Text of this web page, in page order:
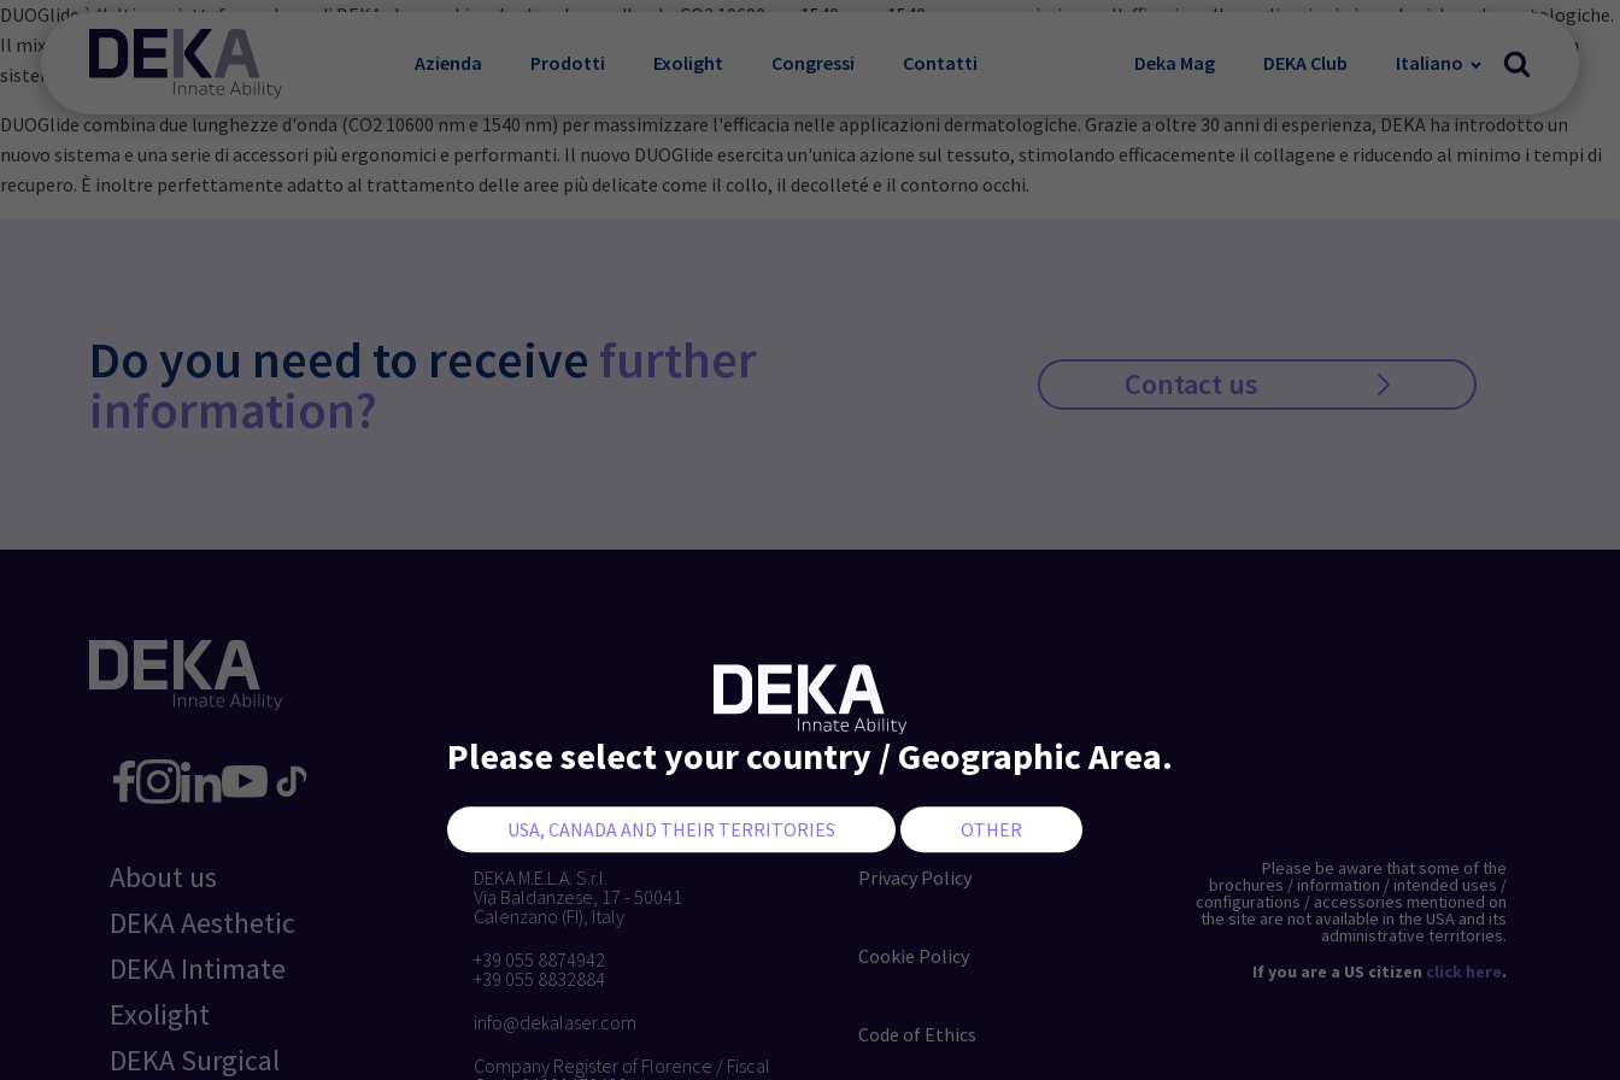
Azienda Prodotti Exolight Congressi Contatti Deka Mag DEKA Club Italiano
DUOGlide è l'ultima piattaforma laser di DEKA che combina due lunghezze d'onda: CO2 10600 nm 1540 nm e 1540 nm per massimizzare l'efficacia nelle applicazioni ginecologiche e dermatologiche.
Il mix ideale di lunghezze d'onda, l'esclusiva tecnologia PSD e la disponibilità di nuovi scanner ergonomici che si adattano al meglio alle caratteristiche delle aree trattate rendono DUOGlide un
sistema estremamente avanzato, sia in ginecologia che in dermatologia.
DUOGlide combina due lunghezze d'onda (CO2 10600 nm e 1540 nm) per massimizzare l'efficacia nelle applicazioni dermatologiche. Grazie a oltre 30 anni di esperienza, DEKA ha introdotto un
nuovo sistema e una serie di accessori più ergonomici e performanti. Il nuovo DUOGlide esercita un'unica azione sul tessuto, stimolando efficacemente il collagene e riducendo al minimo i tempi di
recupero. È inoltre perfettamente adatto al trattamento delle aree più delicate come il collo, il decolleté e il contorno occhi.
Do you need to receive further
information?
Contact us
About us
DEKA Aesthetic
DEKA Intimate
Exolight
DEKA Surgical
DEKA M.E.L.A. S.r.l.
Via Baldanzese, 17 - 50041
Calenzano (FI), Italy
+39 055 8874942
+39 055 8832884
info@dekalaser.com
Company Register of Florence / Fiscal
Privacy Policy
Cookie Policy
Code of Ethics
Please be aware that some of the
brochures / information / intended uses /
configurations / accessories mentioned on
the site are not available in the USA and its
administrative territories.
If you are a US citizen click here.
Please select your country / Geographic Area.